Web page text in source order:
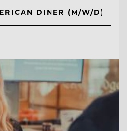
DINER (M/W/D)